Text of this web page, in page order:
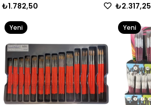
₺1.782,50 ₺2.317,25
Yeni
Yeni
Ürün